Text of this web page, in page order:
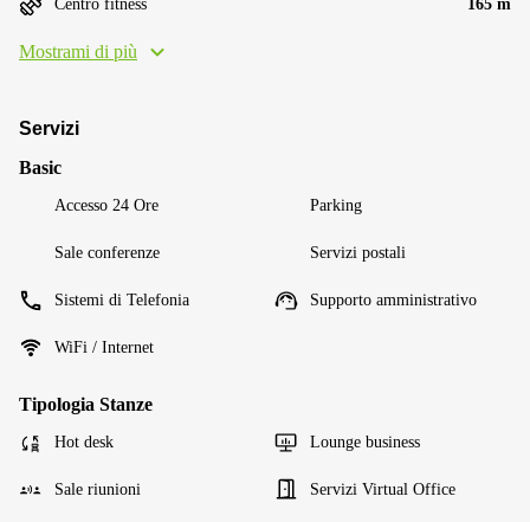
Centro fitness 165 m
Mostrami di più
Servizi
Basic
Accesso 24 Ore Parking
Sale conferenze Servizi postali
Sistemi di Telefonia Supporto amministrativo
WiFi / Internet
Tipologia Stanze
Hot desk Lounge business
Sale riunioni Servizi Virtual Office